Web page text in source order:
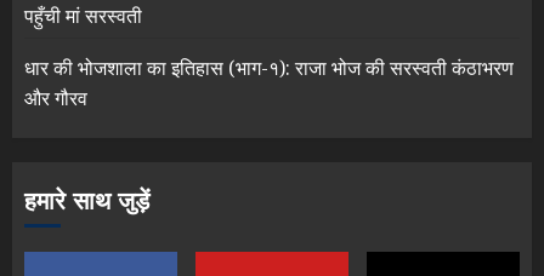
पहुँची मां सरस्वती
धार की भोजशाला का इतिहास (भाग-१): राजा भोज की सरस्वती कंठाभरण
और गौरव
हमारे साथ जुड़ें